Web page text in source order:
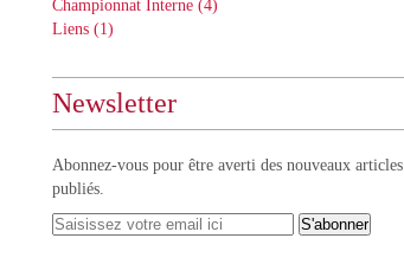
Championnat Interne (4)
Liens (1)
Newsletter
Abonnez-vous pour être averti des nouveaux articles
publiés.